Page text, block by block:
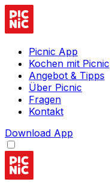
Picnic App
Kochen mit Picnic
Angebot & Tipps
Über Picnic
Fragen
Kontakt
Download App